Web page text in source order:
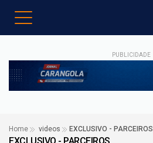
PUBLICIDADE
Home videos EXCLUSIVO - PARCEIROS